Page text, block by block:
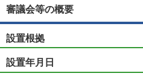
審議会等の概要
設置根拠
設置年月日